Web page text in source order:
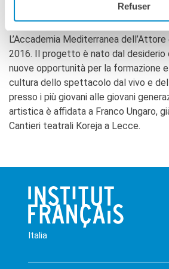
Refuser
La Notte delle Idee
PERCHÉ IMPARARE IL
FRANCESE
RECHERCHER
Mediterranea
L’Accademia Mediterranea
2016. Il progetto è nato dal desiderio
nuove opportunità per la formazione
cultura dello spettacolo dal vivo e
presso i più giovani alle giovani
artistica è affidata a Franco Ungaro,
Cantieri teatrali Koreja a Lecce.
Italia